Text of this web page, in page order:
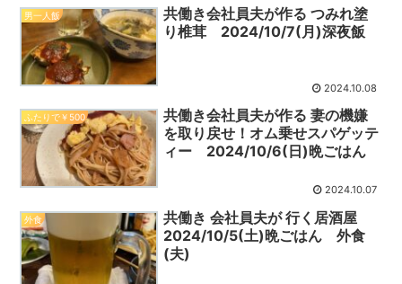
男一人飯
共働き会社員夫が作る つみれ塗
り椎茸 2024/10/7(月)深夜飯
2024.10.08
ふたりで￥500
共働き会社員夫が作る 妻の機嫌
を取り戻せ！オム乗せスパゲッテ
ィー 2024/10/6(日)晩ごはん
2024.10.07
外食
共働き 会社員夫が 行く居酒屋
2024/10/5(土)晩ごはん 外食
(夫)